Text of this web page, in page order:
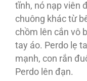
tĩnh, nó nạp viên
chuông khác từ
chồm lên cắn vô
tay áo. Perdo lẹ
mạnh, con rắn
Perdo lên đạn.